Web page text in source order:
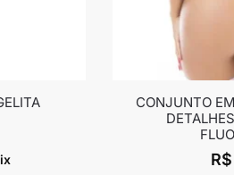
CONJUNTO
R$